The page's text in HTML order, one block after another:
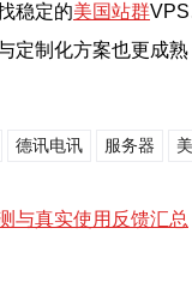
稳定的美国站群
制化方案也更成熟
德讯电讯 服务器
与真实使用反馈汇总